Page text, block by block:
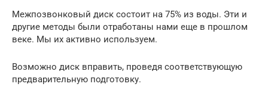
Межпозвонковый диск состоит на 75% из воды. Эти и
другие методы были отработаны нами еще в прошлом
веке. Мы их активно используем.
Возможно диск вправить, проведя соответствующую
предварительную подготовку.